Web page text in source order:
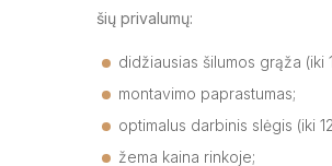
šių privalumų:
didžiausias šilumos grąža (iki
montavimo paprastumas;
optimalus darbinis slėgis (iki
žema kaina rinkoje;